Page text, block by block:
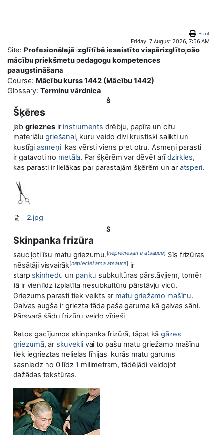
Print
Friday, 7 August 2026, 7:56 AM
Site: Profesionālajā izglītībā iesaistīto vispārizglītojošo
mācību priekšmetu pedagogu kompetences
paaugstināšana
Course: Mācību kurss 1442 (Mācību 1442)
Glossary: Terminu vārdnica
Š
Šķēres
jeb grieznesir instruments drēbju, papīra un citu
materiālu griešanai, kuru veido divi krustiski salikti un
kustīgi asmeņi, kas vērsti viens pret otru. Asmeņi parasti
ir gatavoti no metāla. Par šķērēm var dēvēt arīdzirkles,
kas parasti ir lielākas par parastajām šķērēm un aratsperi.
2.jpg
S
Skinpanka frizūra
sauc ļoti īsu matu griezumu.[nepieciešama atsauce] Šīs frizūras
nēsātāji visvairāk[nepieciešama atsauce] ir
starp skinhedu un panku subkultūras pārstāvjiem, tomēr
tā ir vienlīdz izplatīta nesubkultūru pārstāvju vidū.
Griezums parasti tiek veikts ar matu griežamo mašīnu.
Galvas augša ir griezta tāda paša garuma kā galvas sāni.
Pārsvarā šādu frizūru veido vīrieši.
Retos gadījumos skinpanka frizūrā, tāpat kā gāzes
griezumā, ar skuveklivai to pašu matu griežamo mašīnu
tiek iegrieztas nelielas līnijas, kurās matu garums
sasniedz no 0 līdz 1 milimetram, tādējādi veidojot
dažādas tekstūras.